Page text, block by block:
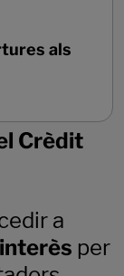
als
Crèdit
a
per